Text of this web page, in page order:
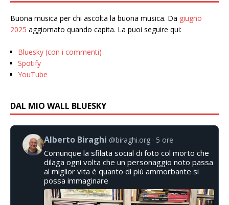
Buona musica per chi ascolta la buona musica. Da giugno
2025 aggiornato quando capita. La puoi seguire qui:
Bluesky (con i commenti)
Spotify
YouTube
DAL MIO WALL BLUESKY
Alberto Biraghi @biraghi.org 5 ore
Comunque la sfilata social di foto col morto che
dilaga ogni volta che un personaggio noto passa
al miglior vita è quanto di più ammorbante si
possa immaginare